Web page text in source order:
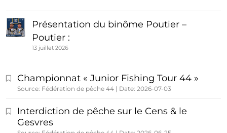
Présentation du binôme Poutier –
Poutier :
13 juillet 2026
Championnat « Junior Fishing Tour 44 »
Source: Fédération de pêche 44 Date: 2026-07-03
Interdiction de pêche sur le Cens & le
Gesvres